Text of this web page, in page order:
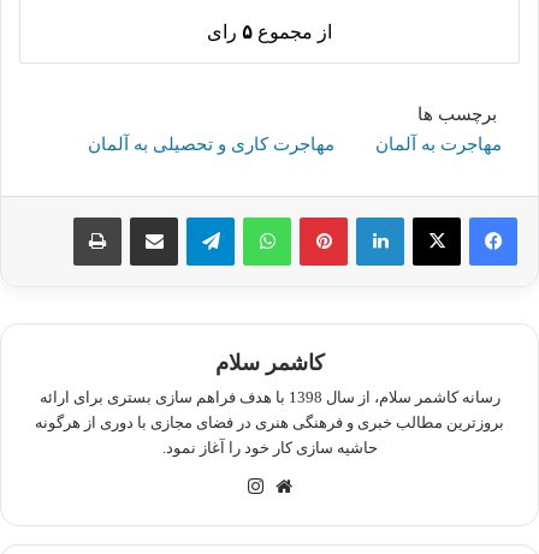
از مجموع ۵ رای
برچسب ها
مهاجرت به آلمان
مهاجرت کاری و تحصیلی به آلمان
لینکدین پینترستواتس آپ تلگرام اشتراک گذاری از طریق ایمیل چاپ
کاشمر سلام
رسانه کاشمر سلام، از سال 1398 با هدف فراهم سازی بستری برای ارائه
بروزترین مطالب خبری و فرهنگی هنری در فضای مجازی با دوری از هرگونه
حاشیه سازی کار خود را آغاز نمود.
وبسایت